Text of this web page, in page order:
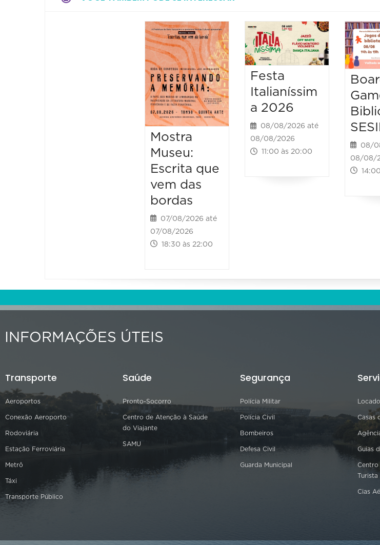
Mostra
Museu:
Escrita que
vem das
bordas
07/08/2026 até
07/08/2026
18:30 às 22:00
Festa
Italianíssim
a 2026
08/08/2026 até
08/08/2026
11:00 às 20:00
08/
08/08/
INFORMAÇÕES ÚTEIS
Transporte
Aeroportos
Conexão Aeroporto
Rodoviária
Estação Ferroviária
Metrô
Táxi
Transporte Público
Saúde
Pronto-Socorro
Centro de Atenção à Saúde
do Viajante
SAMU
Segurança
Polícia Militar
Polícia Civil
Bombeiros
Defesa Civil
Guarda Municipal
Casas
Guias
Centro
Turista
Cias